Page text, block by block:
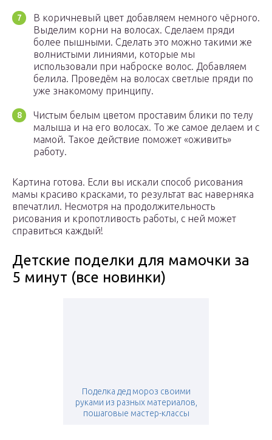
В коричневый цвет добавляем немного чёрного.
Выделим корни на волосах. Сделаем пряди
более пышными. Сделать это можно такими же
волнистыми линиями, которые мы
использовали при наброске волос. Добавляем
белила. Проведём на волосах светлые пряди по
уже знакомому принципу.
Чистым белым цветом проставим блики по телу
малыша и на его волосах. То же самое делаем и с
мамой. Такое действие поможет «оживить»
работу.
Картина готова. Если вы искали способ рисования
мамы красиво красками, то результат вас наверняка
впечатлил. Несмотря на продолжительность
рисования и кропотливость работы, с ней может
справиться каждый!
Детские поделки для мамочки за
5 минут (все новинки)
Поделка дед мороз своими
руками из разных материалов,
пошаговые мастер-классы